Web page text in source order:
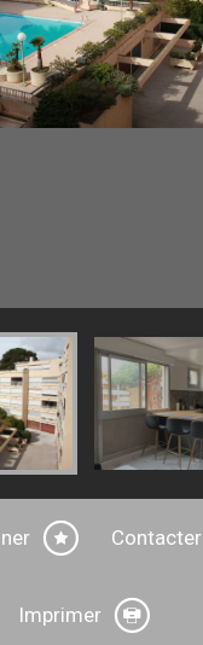
Contacter
Imprimer